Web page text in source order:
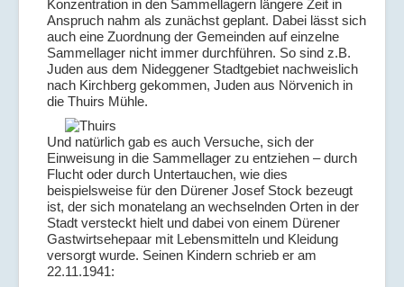
Konzentration in den Sammellagern längere Zeit in
Anspruch nahm als zunächst geplant. Dabei lässt sich
auch eine Zuordnung der Gemeinden auf einzelne
Sammellager nicht immer durchführen. So sind z.B.
Juden aus dem Nideggener Stadtgebiet nachweislich
nach Kirchberg gekommen, Juden aus Nörvenich in
die Thuirs Mühle.
Und natürlich gab es auch Versuche, sich der
Einweisung in die Sammellager zu entziehen – durch
Flucht oder durch Untertauchen, wie dies
beispielsweise für den Dürener Josef Stock bezeugt
ist, der sich monatelang an wechselnden Orten in der
Stadt versteckt hielt und dabei von einem Dürener
Gastwirtsehepaar mit Lebensmitteln und Kleidung
versorgt wurde. Seinen Kindern schrieb er am
22.11.1941: